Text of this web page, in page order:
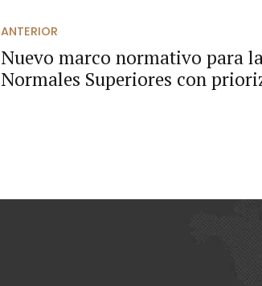
ANTERIOR
Nuevo marco normativo para
Normales Superiores con